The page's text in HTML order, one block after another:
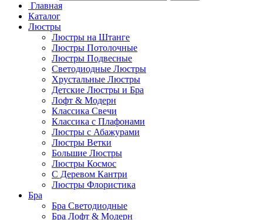
Главная
Каталог
Люстры
Люстры на Штанге
Люстры Потолочные
Люстры Подвесные
Светодиодные Люстры
Хрустальные Люстры
Детские Люстры и Бра
Лофт & Модерн
Классика Свечи
Классика с Плафонами
Люстры с Абажурами
Люстры Ветки
Большие Люстры
Люстры Космос
С Деревом Кантри
Люстры Флористика
Бра
Бра Светодиодные
Бра Лофт & Модерн